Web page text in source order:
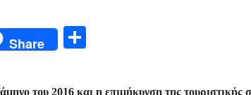
Share
του 2016 και η επιμήκυνση της τουριστικής